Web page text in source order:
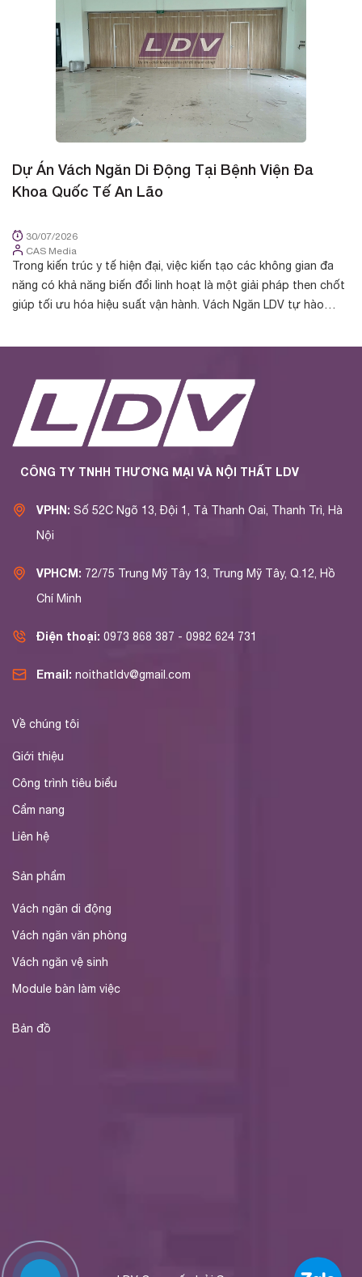
Dự Án Vách Ngăn Di Động Tại Bệnh Viện Đa
Khoa Quốc Tế An Lão
30/07/2026
CAS Media
Trong kiến trúc y tế hiện đại, việc kiến tạo các không gian đa
năng có khả năng biến đổi linh hoạt là một giải pháp then chốt
giúp tối ưu hóa hiệu suất vận hành. Vách Ngăn LDV tự hào
CÔNG TY TNHH THƯƠNG MẠI VÀ NỘI THẤT LDV
VPHN: Số 52C Ngõ 13, Đội 1, Tả Thanh Oai, Thanh Trì, Hà
Nội
VPHCM: 72/75 Trung Mỹ Tây 13, Trung Mỹ Tây, Q.12, Hồ
Chí Minh
Điện thoại: 0973 868 387 - 0982 624 731
Email: noithatldv@gmail.com
Về chúng tôi
Giới thiệu
Công trình tiêu biểu
Cẩm nang
Liên hệ
Sản phẩm
Vách ngăn di động
Vách ngăn văn phòng
Vách ngăn vệ sinh
Module bàn làm việc
Bản đồ